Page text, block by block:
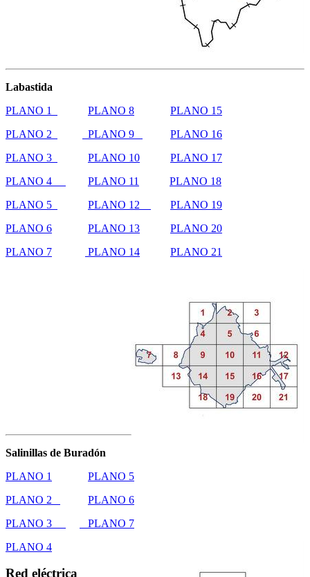
Labastida
PLANO 1
PLANO 8
PLANO 15
PLANO 2
PLANO 9
PLANO 16
PLANO 3
PLANO 10
PLANO 17
PLANO 4
PLANO 11
PLANO 18
PLANO 5
PLANO 12
PLANO 19
PLANO 6
PLANO 13
PLANO 20
PLANO 7
PLANO 14 PLANO 21
Salinillas de Buradón
PLANO 1
PLANO 5
PLANO 2
PLANO 6
PLANO 3
PLANO 7
PLANO 4
Red eléctrica